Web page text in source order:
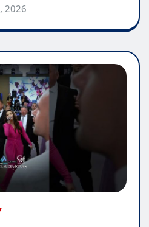
2026